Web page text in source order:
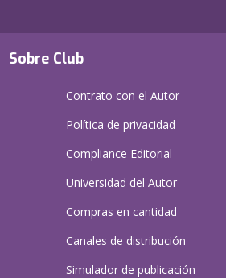
Sobre Club
Contrato con el Autor
Política de privacidad
Compliance Editorial
Universidad del Autor
Compras en cantidad
Canales de distribución
Simulador de publicación